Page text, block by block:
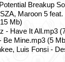
Breakup
Maroon 5 feat.
Mb)
- Have It All.mp3
Be Mine.mp3 (5
Luis Fonsi -